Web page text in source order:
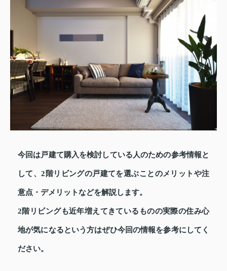
今回は戸建て購入を検討している人のための参考情報と
して、2階リビングの戸建てを選ぶことのメリットや注
意点・デメリットなどを解説します。
2階リビングも近年増えてきているものの実際の住み心
地が気になるという方はぜひ今回の情報を参考にしてく
ださい。